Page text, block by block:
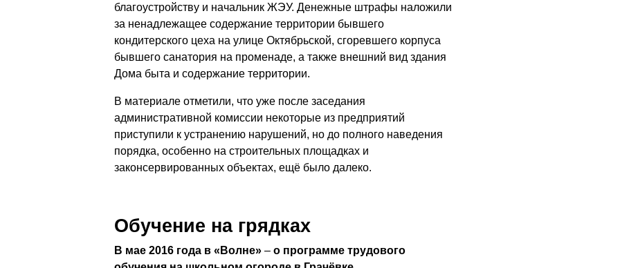
благоустройству и начальник ЖЭУ. Денежные штрафы наложили
за ненадлежащее содержание территории бывшего
кондитерского цеха на улице Октябрьской, сгоревшего корпуса
бывшего санатория на променаде, а также внешний вид здания
Дома быта и содержание территории.
В материале отметили, что уже после заседания
административной комиссии некоторые из предприятий
приступили к устранению нарушений, но до полного наведения
порядка, особенно на строительных площадках и
законсервированных объектах, ещё было далеко.
Обучение на грядках
В мае 2016 года в «Волне» – о программе трудового